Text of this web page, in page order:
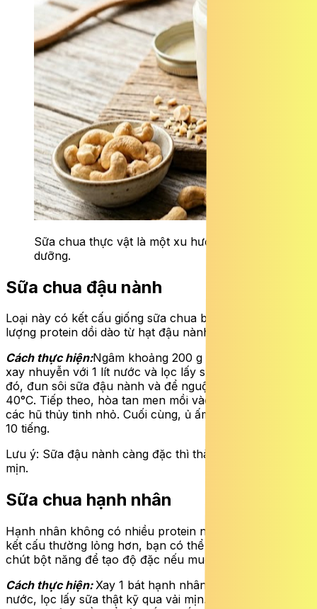
Sữa chua thực vật là một xu hướng dinh
dưỡng.
Sữa chua đậu nành
Loại này có kết cấu giống sữa chua bò nhất nhờ hàm
lượng protein dồi dào từ hạt đậu nành.
Cách thực hiện:Ngâm khoảng 200 g đậu nành qua đêm,
xay nhuyễn với 1 lít nước và lọc lấy sữa sạch bã. Sau
đó, đun sôi sữa đậu nành và để nguội đến khoảng
40°C. Tiếp theo, hòa tan men mồi vào sữa rồi chia ra
các hũ thủy tinh nhỏ. Cuối cùng, ủ ấm hỗn hợp từ 8 đến
10 tiếng.
Lưu ý: Sữa đậu nành càng đặc thì thành phẩm sẽ càng
mịn.
Sữa chua hạnh nhân
Hạnh nhân không có nhiều protein như đậu nành nên
kết cấu thường lỏng hơn, bạn có thể bổ sung thêm một
chút bột năng để tạo độ đặc nếu muốn.
Cách thực hiện:Xay 1 bát hạnh nhân đã ngâm với 3 bát
nước, lọc lấy sữa thật kỹ qua vải mịn. Đun nóng sữa